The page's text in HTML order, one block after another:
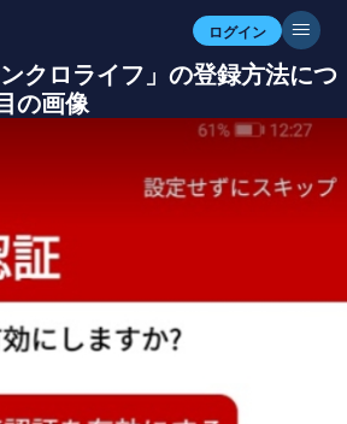
ログイン
クロライフ」の登録方法につ
の画像